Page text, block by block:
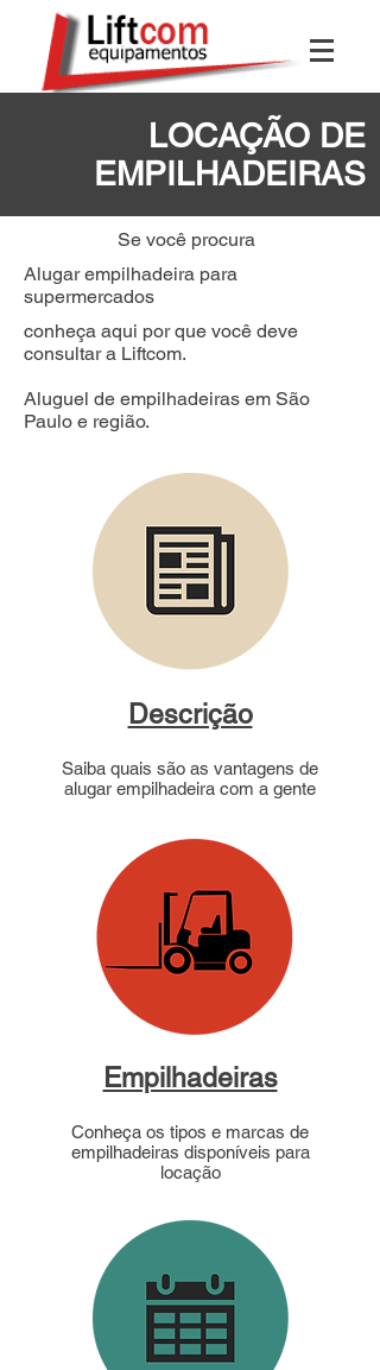
LOCAÇÃO DE
EMPILHADEIRAS
Se você procura
Alugar empilhadeira para
supermercados
conheça aqui por que você deve
consultar a Liftcom.
Aluguel de empilhadeiras em São
Paulo e região.
Descrição
Saiba quais são as vantagens de
alugar empilhadeira com a gente
Empilhadeiras
Conheça os tipos e marcas de
empilhadeiras disponíveis para
locação